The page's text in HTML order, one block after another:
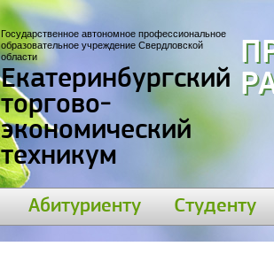
Государственное автономное профессиональное
образовательное учреждение Свердловской
области
Екатеринбургский
торгово-
экономический
техникум
Абитуриенту Студенту